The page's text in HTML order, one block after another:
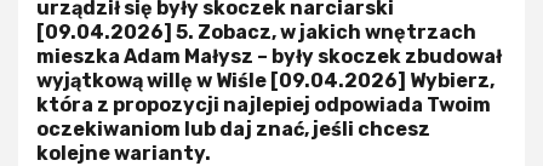
urządził się były skoczek narciarski
[09.04.2026] 5. Zobacz, w jakich wnętrzach
mieszka Adam Małysz – były skoczek zbudował
wyjątkową willę w Wiśle [09.04.2026] Wybierz,
która z propozycji najlepiej odpowiada Twoim
oczekiwaniom lub daj znać, jeśli chcesz
kolejne warianty.